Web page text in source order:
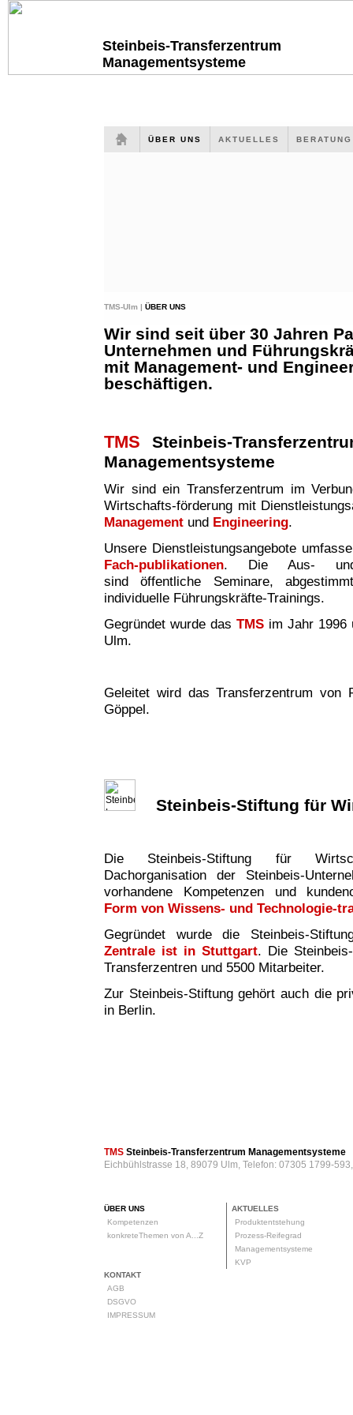
Steinbeis-Transferzentrum
Managementsysteme
ÜBER UNS AKTUELLES
TMS-Ulm | ÜBER UNS
Wir sind seit über 30 Jahren
Unternehmen und
mit Management- und
beschäftigen.
TMS
Steinbeis-
Managementsysteme
Wir sind ein Transferzentrum im
Wirtschafts-förderung mit
Management und Engineering.
Unsere Dienstleistungsangebote
Fach-publikationen. Die Aus- und
sindöffentliche Seminare,
individuelle Führungskräfte-Trainings.
Gegründet wurde das TMS im Jahr
Ulm.
Geleitet wird das Transferzentrum von
Göppel.
Steinbeis-Stiftung für
Die Steinbeis-Stiftung für
Dachorganisation der Steinbeis-
vorhandene Kompetenzen und
Form von Wissens- und Technologie-
Gegründet wurde die Steinbeis-
Zentrale ist in Stuttgart. Die
Transferzentren und 5500 Mitarbeiter.
Zur Steinbeis-Stiftung gehört auch die
in Berlin.
TMS Steinbeis-Transferzentrum Managementsysteme
Eichbühlstrasse 18, 89079 Ulm, Telefon: 07305 1799-
ÜBER UNS
Kompetenzen
konkreteThemen von A...Z
AKTUELLES
Produktentstehung
Prozess-Reifegrad
Managementsysteme
KVP
KONTAKT
AGB
DSGVO
IMPRESSUM